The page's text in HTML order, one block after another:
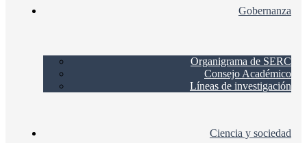
Gobernanza
Organigrama de SERC
Consejo Académico
Líneas de investigación
Ciencia y sociedad